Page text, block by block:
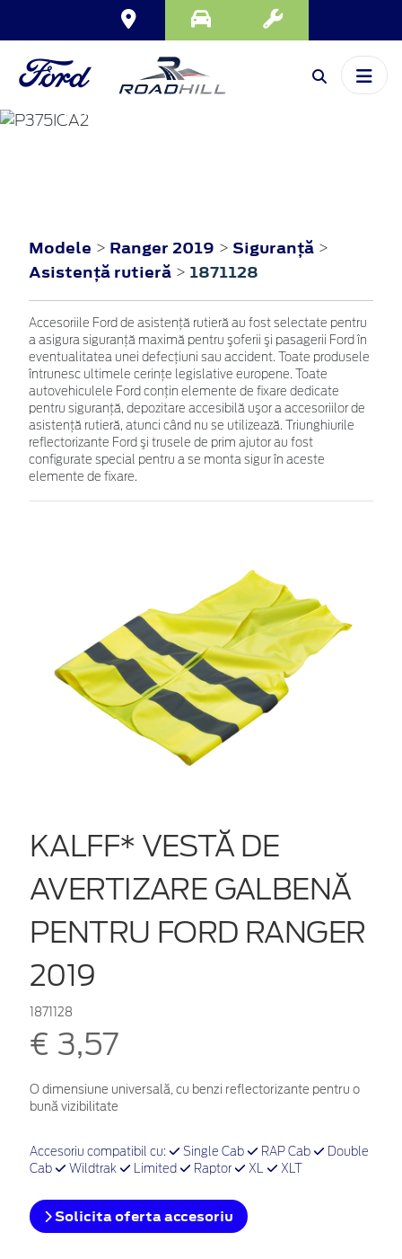
RANGER
Modele > Ranger 2019 > Siguranţă >
Asistenţă rutieră > 1871128
Accesoriile Ford de asistenţă rutieră au fost selectate pentru
a asigura siguranţă maximă pentru şoferii şi pasagerii Ford în
eventualitatea unei defecţiuni sau accident. Toate produsele
întrunesc ultimele cerinţe legislative europene. Toate
autovehiculele Ford conţin elemente de fixare dedicate
pentru siguranţă, depozitare accesibilă uşor a accesoriilor de
asistenţă rutieră, atunci când nu se utilizează. Triunghiurile
reflectorizante Ford şi trusele de prim ajutor au fost
configurate special pentru a se monta sigur în aceste
elemente de fixare.
KALFF* VESTĂ DE
AVERTIZARE GALBENĂ
PENTRU FORD RANGER
2019
1871128
€ 3,57
O dimensiune universală, cu benzi reflectorizante pentru o
bună vizibilitate
Accesoriu compatibil cu: Single Cab RAP Cab
Double
Cab
Wildtrak Limited Raptor XL XLT
Solicita oferta accesoriu